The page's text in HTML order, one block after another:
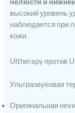
челюсти и
высокий уровень
наблюдается при
кожи.
Ultherapy против
Ультразвуковая
Оригинальная